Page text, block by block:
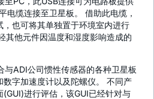
电缆连接至卫星板。 借助此电缆，
也可将其单独置于环境室内进行
其他元件因温度和湿度影响造成的
与ADI公司惯性传感器的各种卫星板
字加速度计以及陀螺仪。 不同产
进行评估，该GUI已经针对与